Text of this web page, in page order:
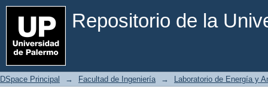
Repositorio de la
Buscar
DSpace Principal → Facultad de Ingeniería → Laboratorio de Energía y